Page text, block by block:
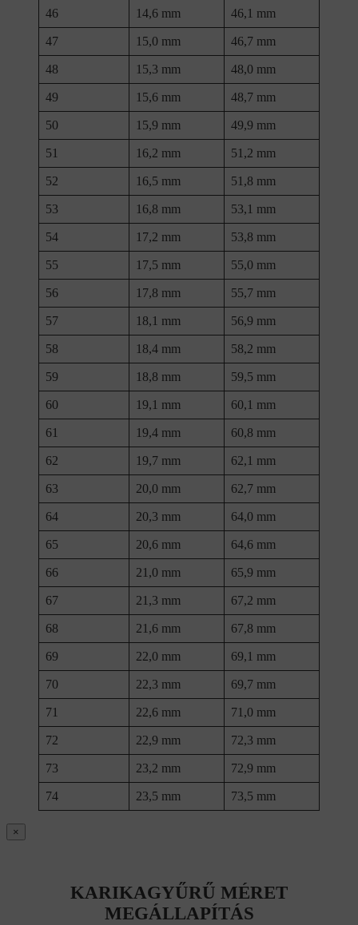
46 14,6 mm 46,1 mm
47 15,0 mm 46,7 mm
48 15,3 mm 48,0 mm
49 15,6 mm 48,7 mm
50 15,9 mm 49,9 mm
51 16,2 mm 51,2 mm
52 16,5 mm 51,8 mm
53 16,8 mm 53,1 mm
54 17,2 mm 53,8 mm
55 17,5 mm 55,0 mm
56 17,8 mm 55,7 mm
57 18,1 mm 56,9 mm
58 18,4 mm 58,2 mm
59 18,8 mm 59,5 mm
60 19,1 mm 60,1 mm
61 19,4 mm 60,8 mm
62 19,7 mm 62,1 mm
63 20,0 mm 62,7 mm
64 20,3 mm 64,0 mm
65 20,6 mm 64,6 mm
66 21,0 mm 65,9 mm
67 21,3 mm 67,2 mm
68 21,6 mm 67,8 mm
69 22,0 mm 69,1 mm
70 22,3 mm 69,7 mm
71 22,6 mm 71,0 mm
72 22,9 mm 72,3 mm
73 23,2 mm 72,9 mm
74 23,5 mm 73,5 mm
×
KARIKAGYŰRŰ MÉRET
MEGÁLLAPÍTÁS